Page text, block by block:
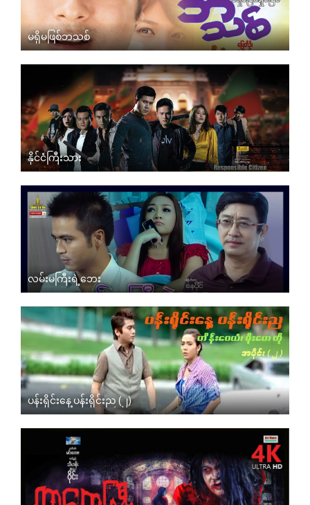
မရှိမဖြစ်ဘသစ်
နိုင်ငံကြီးသား
လမ်းမကြီးရဲ့ဘေး
ပန်းရိုင်းနေ့ ပန်းရိုင်းည (၂)